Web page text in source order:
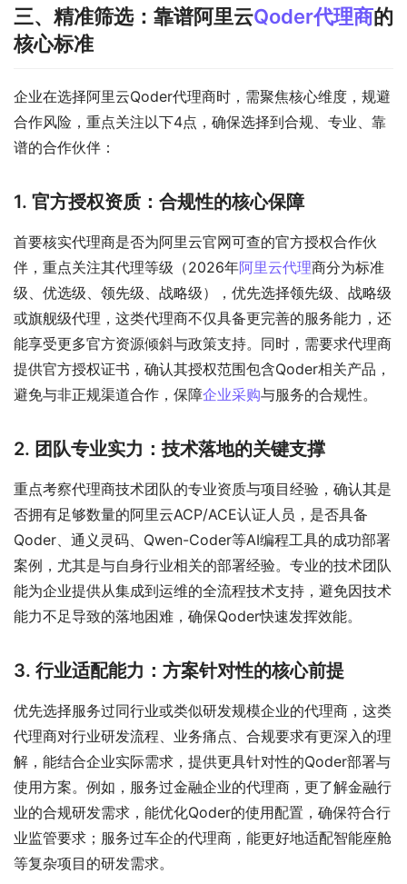
三、精准筛选：靠谱阿里云Qoder代理商的
核心标准
企业在选择阿里云Qoder代理商时，需聚焦核心维度，规避
合作风险，重点关注以下4点，确保选择到合规、专业、靠
谱的合作伙伴：
1. 官方授权资质：合规性的核心保障
首要核实代理商是否为阿里云官网可查的官方授权合作伙
伴，重点关注其代理等级（2026年阿里云代理商分为标准
级、优选级、领先级、战略级），优先选择领先级、战略级
或旗舰级代理，这类代理商不仅具备更完善的服务能力，还
能享受更多官方资源倾斜与政策支持。同时，需要求代理商
提供官方授权证书，确认其授权范围包含Qoder相关产品，
避免与非正规渠道合作，保障企业采购与服务的合规性。
2. 团队专业实力：技术落地的关键支撑
重点考察代理商技术团队的专业资质与项目经验，确认其是
否拥有足够数量的阿里云ACP/ACE认证人员，是否具备
Qoder、通义灵码、Qwen-Coder等AI编程工具的成功部署
案例，尤其是与自身行业相关的部署经验。专业的技术团队
能为企业提供从集成到运维的全流程技术支持，避免因技术
能力不足导致的落地困难，确保Qoder快速发挥效能。
3. 行业适配能力：方案针对性的核心前提
优先选择服务过同行业或类似研发规模企业的代理商，这类
代理商对行业研发流程、业务痛点、合规要求有更深入的理
解，能结合企业实际需求，提供更具针对性的Qoder部署与
使用方案。例如，服务过金融企业的代理商，更了解金融行
业的合规研发需求，能优化Qoder的使用配置，确保符合行
业监管要求；服务过车企的代理商，能更好地适配智能座舱
等复杂项目的研发需求。